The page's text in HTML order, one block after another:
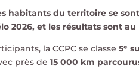
habitants du territoire se
2026, et les résultats sont
la CCPC se classe5ᵉ
près de15 000 km